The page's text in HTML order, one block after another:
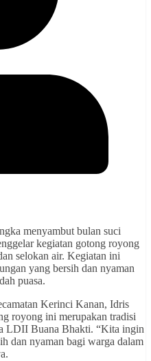
menyambut bulan suci
kegiatan gotong royong
selokan air. Kegiatan ini
yang bersih dan nyaman
puasa.
Kerinci Kanan, Idris
royong ini merupakan tradisi
LDII Buana Bhakti. “Kita ingin
dan nyaman bagi warga dalam